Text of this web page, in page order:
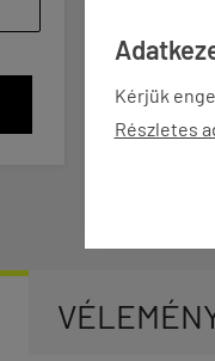
Kérjük
Részletes
